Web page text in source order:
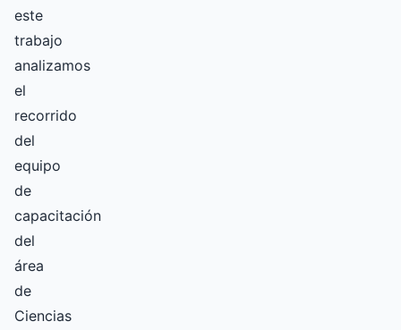
este
trabajo
analizamos
el
recorrido
del
equipo
de
capacitación
del
área
de
Ciencias